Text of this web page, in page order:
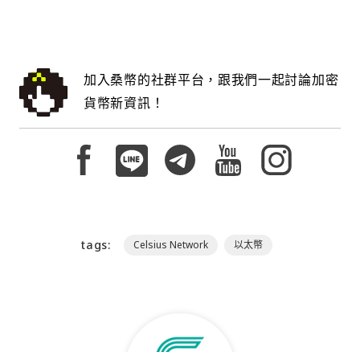
加入桑幣的社群平台，跟我們一起討論加密
貨幣新資訊！
tags: Celsius Network 以太幣